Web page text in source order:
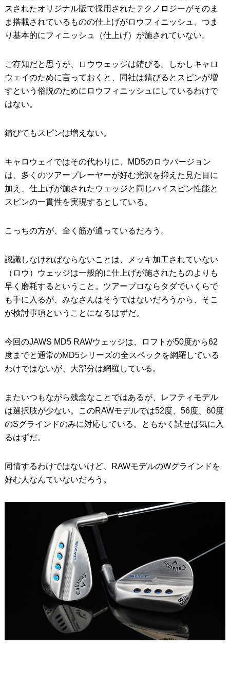
スされたオリジナル版で採用されたテクノロジーがそのま
ま搭載されているものの仕上げがロウフィニッシュ、つま
り基本的にフィニッシュ（仕上げ）が施されていない。
ご存知だと思うが、ロウウェッジは錆びる。しかしキャロ
ウェイのために言っておくと、同社は錆びるとスピンが増
すという俗説のためにロウフィニッシュにしているわけで
はない。
錆びてもスピンは増えない。
キャロウェイではその代わりに、MD5のロウバージョン
は、多くのツアープレーヤーが好む光沢を抑えた見た目に
加え、仕上げが施されたウェッジと同じハイスピン性能と
スピンの一貫性を実現するとしている。
こっちの方が、全く筋が通っているだろう。
認識しなければならないことは、メッキ加工されていない
（ロウ）ウェッジは一般的に仕上げが施されたものよりも
早く磨耗するということ。ツアープロならタダでいくらで
も手に入るが、みなさんはそうではないだろうから、そこ
が検討事項ということになるはずだ。
今回のJAWS MD5 RAWウェッジは、ロフトが50度から62
度までと通常のMD5シリーズの全スペックを網羅している
わけではないが、大部分は網羅している。
またいつもながら残念なことではあるが、レフティモデル
は選択肢が少ない。このRAWモデルでは52度、56度、60度
のSグラインドのみに対応している。ともかく試せば気に入
るはずだ。
同情するわけではないけど、RAWモデルのWグラインドを
好む人なんていないだろう。